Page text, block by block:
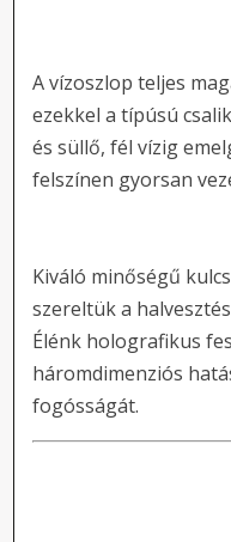
A vízoszlop teljes
ezekkel a típúsú
és süllő, fél vízig
felszínen gyorsan
Kiváló minőségű
szereltük a
Élénk holografikus
háromdimenziós
fogósságát.